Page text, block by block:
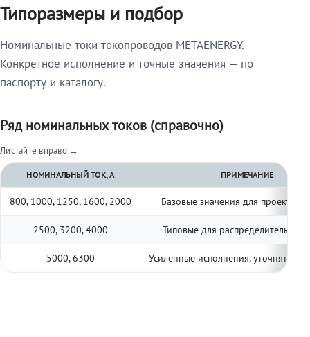
Типоразмеры и подбор
Номинальные токи токопроводов METAENERGY.
Конкретное исполнение и точные значения — по
паспорту и каталогу.
Ряд номинальных токов (справочно)
Листайте вправо →
НОМИНАЛЬНЫЙ ТОК, А ПРИМЕЧАНИЕ
800, 1000, 1250, 1600, 2000 Базовые значения для
2500, 3200, 4000 Типовые для распределительных
5000, 6300 Усиленные исполнения, уточнять по